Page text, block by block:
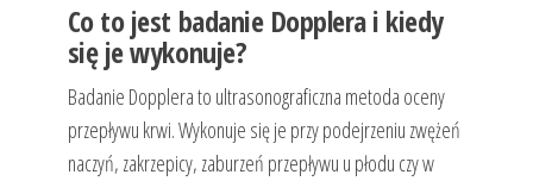
Co to jest badanie Dopplera i kiedy
się je wykonuje?
Badanie Dopplera to ultrasonograficzna metoda oceny
przepływu krwi. Wykonuje się je przy podejrzeniu zwężeń
naczyń, zakrzepicy, zaburzeń przepływu u płodu czy w